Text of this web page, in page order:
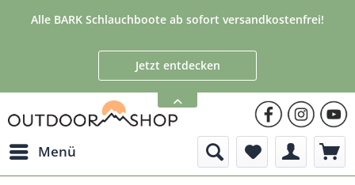
Alle BARK Schlauchboote ab sofort versandkostenfrei!
Jetzt entdecken
Menü